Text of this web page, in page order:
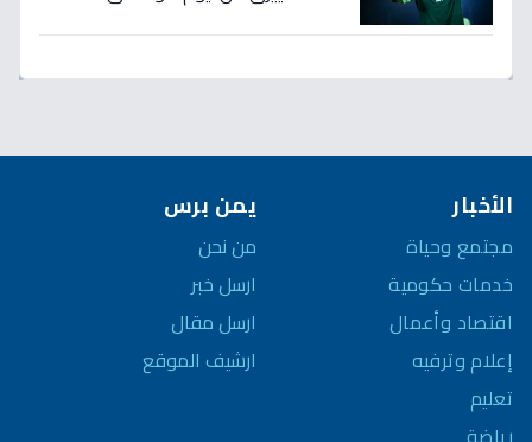
الأخبار
مجتمع وحياة
خدمات حكومية
اقتصاد وأعمال
إعلام وترفيه
تعليم
يمن برس
من نحن
ارسل خبر
ارسل مقال
ارشيف الموقع